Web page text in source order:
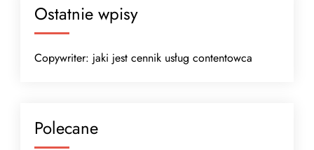
Ostatnie wpisy
Copywriter: jaki jest cennik usług contentowca
Polecane